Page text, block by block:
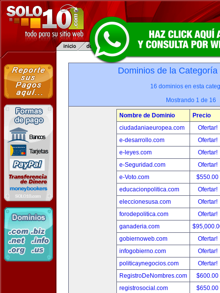
Dominios de la
16 dominios en esta
Mostrando 1 de 16
Nombre de Dominio
Precio
ciudadaniaeuropea.com
Ofertar!
e-desarrollo.com
Ofertar!
e-leyes.com
Ofertar!
e-Seguridad.com
Ofertar!
e-Voto.com
$550.00
educacionpolitica.com
Ofertar!
eleccionesusa.com
Ofertar!
forodepolitica.com
Ofertar!
ganaderia.com
gobiernoweb.com
Ofertar!
infogobierno.com
Ofertar!
politicaynegocios.com
Ofertar!
RegistroDeNombres.com
$600.00
registrosocial.com
$650.00